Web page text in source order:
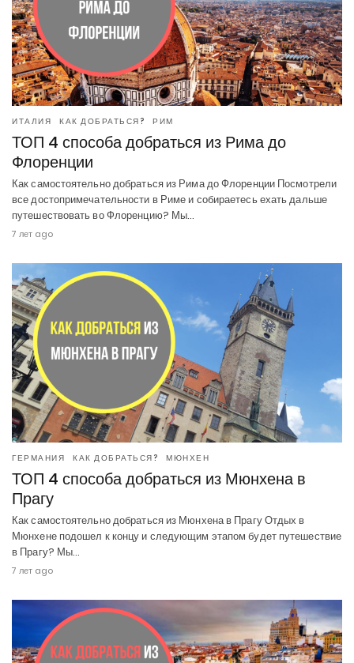
ИТАЛИЯ КАК ДОБРАТЬСЯ? РИМ
ТОП 4 способа добраться из Рима до
Флоренции
Как самостоятельно добраться из Рима до Флоренции Посмотрели
все достопримечательности в Риме и собираетесь ехать дальше
путешествовать во Флоренцию? Мы…
7 лет ago
ГЕРМАНИЯ КАК ДОБРАТЬСЯ? МЮНХЕН
ТОП 4 способа добраться из Мюнхена в
Прагу
Как самостоятельно добраться из Мюнхена в Прагу Отдых в
Мюнхене подошел к концу и следующим этапом будет путешествие
в Прагу? Мы…
7 лет ago